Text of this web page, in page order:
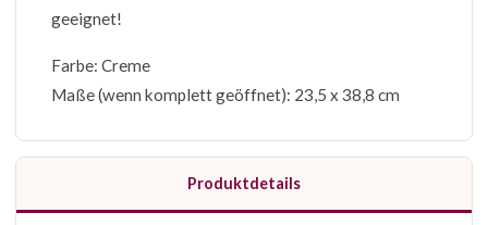
geeignet!
Farbe: Creme
Maße (wenn komplett geöffnet): 23,5 x 38,8 cm
Produktdetails